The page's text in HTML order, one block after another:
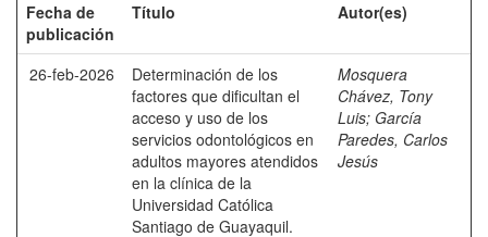
Fecha de
publicación
Título Autor(es)
26-feb-2026
Determinación de los
factores que dificultan el
acceso y uso de los
servicios odontológicos en
adultos mayores atendidos
en la clínica de la
Universidad Católica
Santiago de Guayaquil.
Mosquera
Chávez, Tony
Luis; García
Paredes, Carlos
Jesús